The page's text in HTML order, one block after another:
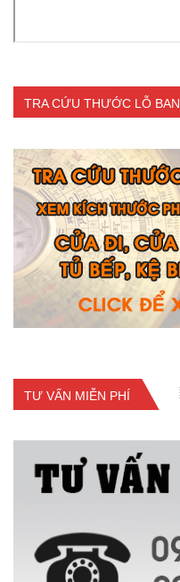
TRA CỨU THƯỚC LỖ BAN
TƯ VẤN MIỄN PHÍ